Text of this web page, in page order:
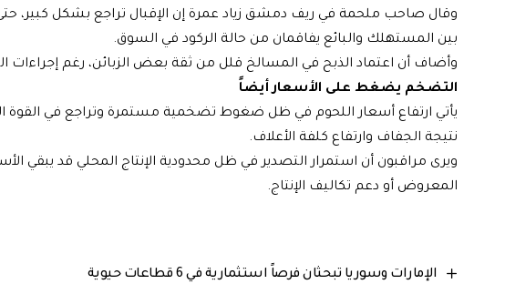
وقال صاحب ملحمة في ريف دمشق زياد عمرة إن الإقبال تراجع بشكل كبير، حتى
بين المستهلك والبائع يفاقمان من حالة الركود في السوق.
وأضاف أن اعتماد الذبح في المسالخ قلل من ثقة بعض الزبائن، رغم إجراءات
التضخم يضغط على الأسعار أيضاً
يأتي ارتفاع أسعار اللحوم في ظل ضغوط تضخمية مستمرة وتراجع في القوة
نتيجة الجفاف وارتفاع كلفة الأعلاف.
ويرى مراقبون أن استمرار التصدير في ظل محدودية الإنتاج المحلي قد يبقي
المعروض أو دعم تكاليف الإنتاج.
الإمارات وسوريا تبحثان فرصاً استثمارية في 6 قطاعات حيوية